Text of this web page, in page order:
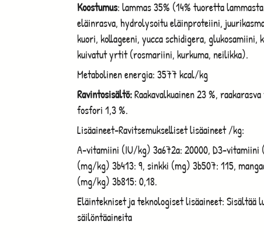
Koostumus: lammas 35% (14% tuoretta
eläinrasva, hydrolysoitu eläinproteiini,
kuori, kollageeni, yucca schidigera, glukosamiini,
kuivatut yrtit (rosmariini, kurkuma, neilikka).
Metabolinen energia: 3577 kcal/kg
Ravintosisältö:Raakavalkuainen 23 %,
fosfori 1,3 %.
Lisäaineet-Ravitsemukselliset lisäaineet /kg:
A-vitamiini (IU/kg) 3a672a: 20000, D3-
(mg/kg) 3b413: 9, sinkki (mg) 3b507: 115,
(mg/kg) 3b815: 0,18.
Eläintekniset ja teknologiset lisäaineet:
säilöntäaineita